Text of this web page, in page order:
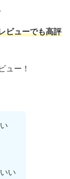
ビューでも高評
ュー！
い